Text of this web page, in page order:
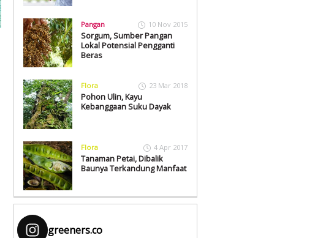
Pangan 10 Nov 2015
Sorgum, Sumber Pangan
Lokal Potensial Pengganti
Beras
Flora 23 Mar 2018
Pohon Ulin, Kayu
Kebanggaan Suku Dayak
Flora 4 Apr 2017
Tanaman Petai, Dibalik
Baunya Terkandung Manfaat
greeners.co